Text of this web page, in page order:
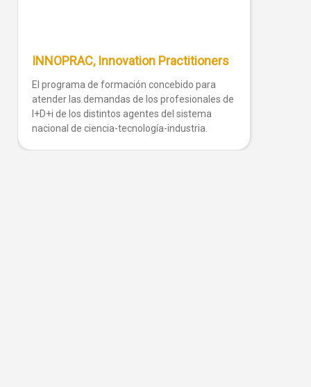
INNOPRAC, Innovation Practitioners
El programa de formación concebido para
atender las demandas de los profesionales de
I+D+i de los distintos agentes del sistema
nacional de ciencia-tecnología-industria.